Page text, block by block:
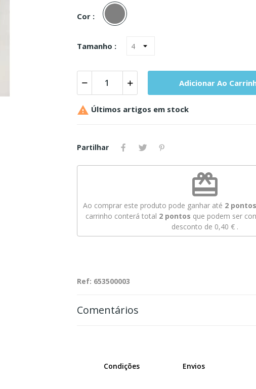
Cor :
Cinza
Tamanho :
Adicionar Ao
 Últimos artigos em stock
Partilhar
redeem
Ao comprar este produto pode ganhar até 2
carrinho conterá total 2pontos que podem ser
desconto de 0,40 € .
Ref: 653500003
Comentários
Condições Envios